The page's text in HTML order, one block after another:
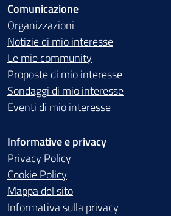
Comunicazione
Organizzazioni
Notizie di mio interesse
Le mie community
Proposte di mio interesse
Sondaggi di mio interesse
Eventi di mio interesse
Informative e privacy
Privacy Policy
Cookie Policy
Mappa del sito
Informativa sulla privacy